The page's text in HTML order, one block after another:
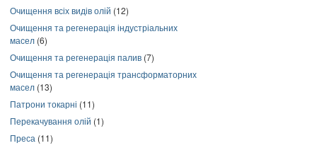
Очищення всіх видів олій (12)
Очищення та регенерація індустріальних
масел (6)
Очищення та регенерація палив (7)
Очищення та регенерація трансформаторних
масел (13)
Патрони токарні (11)
Перекачування олій (1)
Преса (11)